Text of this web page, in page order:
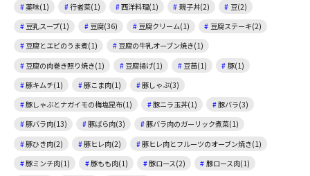
薬味(1)
行者菜(1) 西洋料理(1) 親子丼(2)
豆(2)
豆乳スープ(1)
豆腐(36) 豆腐クリーム(1)
豆腐ステーキ(2)
豆腐とエビのうま煮(1)
豆腐の牛乳オーブン焼き(1)
豆腐の肉巻き照り焼き(1)
豆腐揚げ(1) 豆苗(1)
豚(1)
豚キムチ(1)
豚こま肉(1)
豚しゃぶ(3)
豚しゃぶとナガイモの梅塩昆布(1)
豚ニラ玉丼(1)
豚バラ(3)
豚バラ肉(13)
豚ばら肉(3)
豚バラ肉のガーリック煮菜(1)
豚ひき肉(2)
豚ヒレ肉(2)
豚ヒレ肉とフルーツのオーブン焼き(1)
豚ミンチ肉(1)
豚もも肉(1) 豚ロース(2)
豚ロース肉(1)